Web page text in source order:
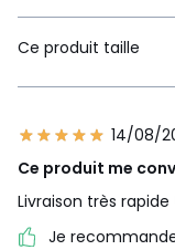
Ce produit taille
14/08/
Ce produit me
Livraison très
Je